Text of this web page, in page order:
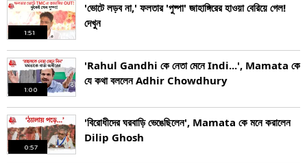
1:51
'ভোটে লড়ব না,' ফলতার 'পুষ্পা' জাহাঙ্গিরের হাওয়া বেরিয়ে গেল!
দেখুন
1:00
'Rahul Gandhi কে নেতা মেনে Indi...', Mamata কে
যে কথা বললেন Adhir Chowdhury
0:57
'বিরোধীদের ঘরবাড়ি ভেঙেছিলেন', Mamata কে মনে করালেন
Dilip Ghosh